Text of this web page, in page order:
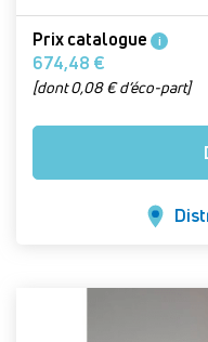
Prix catalogue i
674,48 €
[dont 0,08 € d’éco-part]